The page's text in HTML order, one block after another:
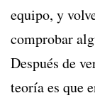
equipo, y
comprobar
Después de
teoría es que